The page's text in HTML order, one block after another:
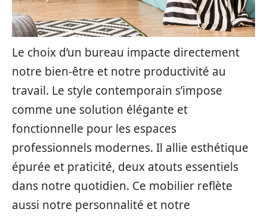
Le choix d’un bureau impacte directement
notre bien-être et notre productivité au
travail. Le style contemporain s’impose
comme une solution élégante et
fonctionnelle pour les espaces
professionnels modernes. Il allie esthétique
épurée et praticité, deux atouts essentiels
dans notre quotidien. Ce mobilier reflète
aussi notre personnalité et notre